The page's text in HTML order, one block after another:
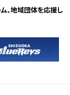
、地域団体を応援し